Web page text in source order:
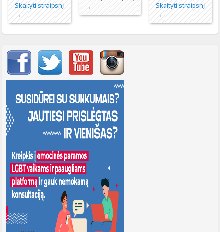
Skaityti straipsnį
→
→
Skaityti straipsnį
→
Svarbių įrašų meniu